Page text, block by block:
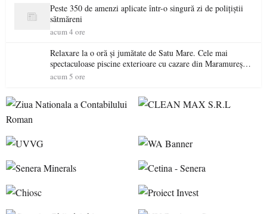
Peste 350 de amenzi aplicate într-o singură zi de polițiștii
sătmăreni
acum 4 ore
Relaxare la o oră și jumătate de Satu Mare. Cele mai
spectaculoase piscine exterioare cu cazare din Maramureș,
ideale pentru o escapadă de vară
acum 5 ore